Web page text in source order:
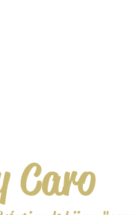
Caro